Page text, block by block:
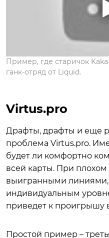
Пример, где старичок
ганк-отряд от Liquid.
Virtus.pro
Драфты, драфты и еще
проблема Virtus.pro.
будет ли комфортно
всей карты. При
выигранными
индивидуальным
приведет к проигрышу
Простой пример –